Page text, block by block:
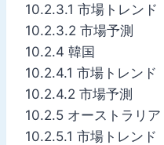
10.2.3.1 市場トレンド
10.2.3.2 市場予測
10.2.4 韓国
10.2.4.1 市場トレンド
10.2.4.2 市場予測
10.2.5 オーストラリア
10.2.5.1 市場トレンド